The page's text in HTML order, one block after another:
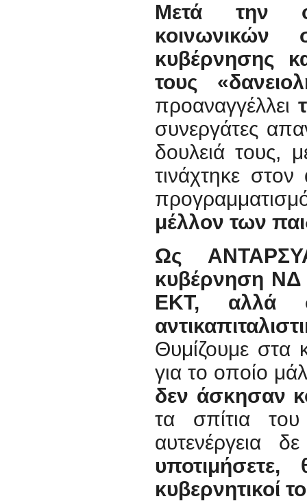
Μετά την
κοινωνικών
κυβέρνησης
τους
προαναγγέλλει
συνεργάτες
δουλειά τους,
τινάχτηκε
μέλλον των
Ως
κυβέρνηση
ΕΚΤ, αλλά
Θυμίζουμε στα
για το οποίο
δεν άσκησαν
τα σπίτια
αυτενέργεια
κυβερνητικοί